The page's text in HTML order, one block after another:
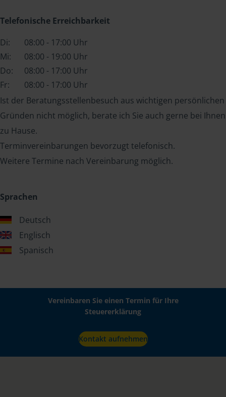
Telefonische Erreichbarkeit
Di:
08:00 - 17:00 Uhr
Mi:
08:00 - 19:00 Uhr
Do:
08:00 - 17:00 Uhr
Fr:
08:00 - 17:00 Uhr
Ist der Beratungsstellenbesuch aus wichtigen persönlichen
Gründen nicht möglich, berate ich Sie auch gerne bei Ihnen
zu Hause.
Terminvereinbarungen bevorzugt telefonisch.
Weitere Termine nach Vereinbarung möglich.
Sprachen
Deutsch
Englisch
Spanisch
Vereinbaren Sie einen Termin für Ihre
Steuererklärung
Kontakt aufnehmen